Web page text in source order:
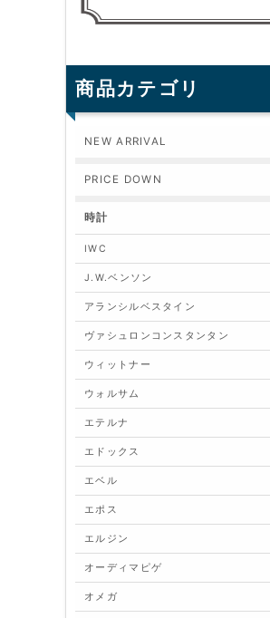
商品カテゴリ
NEW ARRIVAL
PRICE DOWN
時計
IWC
J.W.ベンソン
アランシルベスタイン
ヴァシュロンコンスタンタン
ウィットナー
ウォルサム
エテルナ
エドックス
エベル
エポス
エルジン
オーディマピゲ
オメガ